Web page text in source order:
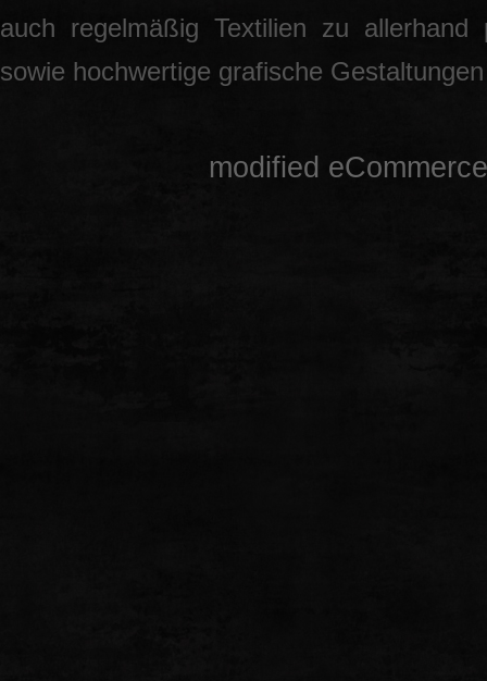
auch regelmäßig Textilien zu allerhand
sowie hochwertige grafische
mod ified